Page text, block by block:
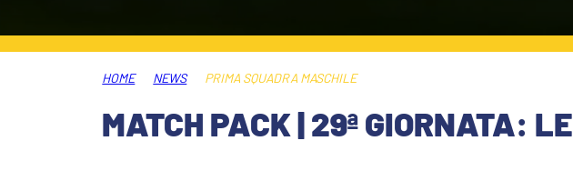
STORE
MUSEO
PLAY GREEN
HOME NEWS PRIMA SQUADRA MASCHILE
MATCH PACK | 29ª GIORNATA: